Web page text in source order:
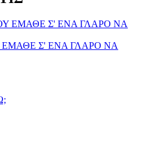
ΕΜΑΘΕ Σ' ΕΝΑ ΓΛΑΡΟ ΝΑ